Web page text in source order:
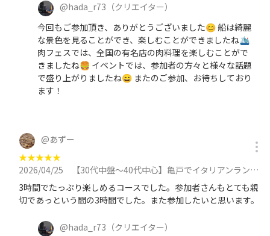
@hada_r73 （クリエイター）
今回もご参加頂き、ありがとうございました😊 船は綺麗
な景色を見ることができ、楽しむことができましたね🛳️
肉フェスでは、全国の有名店の肉料理を楽しむことがで
きましたね🍔 イベントでは、参加者の方々と様々な話題
で盛り上がりましたね😄 またのご参加、お待ちしており
ます！
@あずー
★★★★★
2026/04/25
【30代中盤〜40代中心】亀戸でイタリアンランチ&亀戸天神藤まつり見学に参加
3時間でたっぷり楽しめるコースでした。参加者さんもとても親
切であっという間の3時間でした。また参加したいと思います。
@hada_r73 （クリエイター）